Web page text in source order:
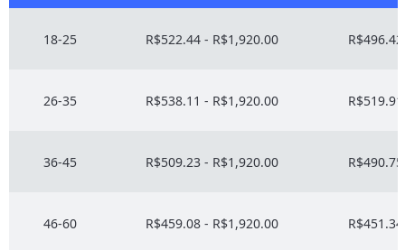
18-25 R$522.44 - R$1,920.00
26-35 R$538.11 - R$1,920.00
36-45 R$509.23 - R$1,920.00
46-60 R$459.08 - R$1,920.00